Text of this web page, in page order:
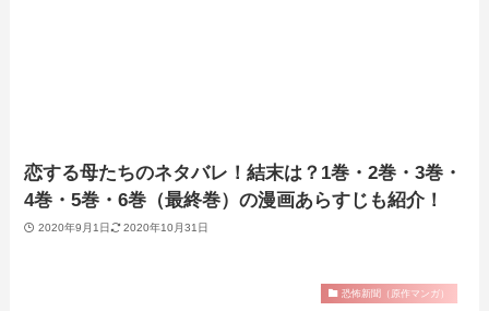
恋する母たちのネタバレ！結末は？1巻・2巻・3巻・
4巻・5巻・6巻（最終巻）の漫画あらすじも紹介！
2020年9月1日 2020年10月31日
恐怖新聞（原作マンガ）